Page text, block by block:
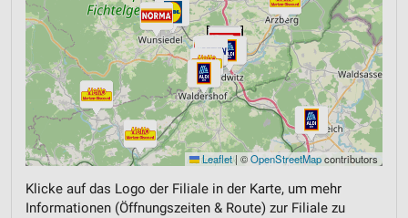
Leaflet| ©OpenStreetMapcontributors
Klicke auf das Logo der Filiale in der Karte, um mehr
Informationen (Öffnungszeiten & Route) zur Filiale zu